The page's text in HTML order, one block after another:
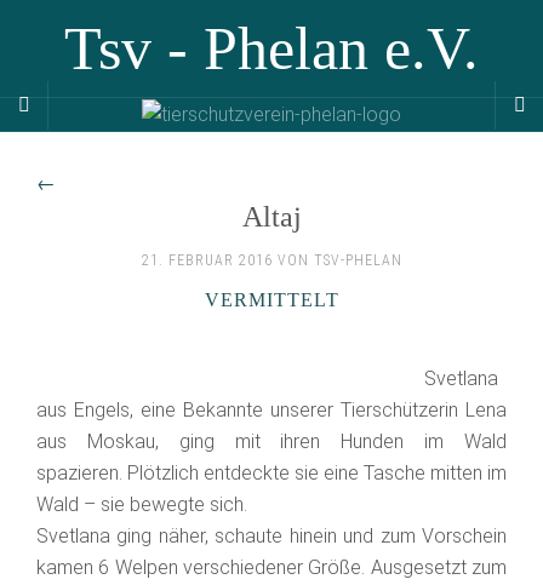
Tsv - Phelan e.V.
←
Altaj
21. FEBRUAR 2016 VON TSV-PHELAN
VERMITTELT
Svetlana
aus Engels, eine Bekannte unserer Tierschützerin Lena
aus Moskau, ging mit ihren Hunden im Wald
spazieren. Plötzlich entdeckte sie eine Tasche mitten im
Wald – sie bewegte sich.
Svetlana ging näher, schaute hinein und zum Vorschein
kamen 6 Welpen verschiedener Größe. Ausgesetzt zum